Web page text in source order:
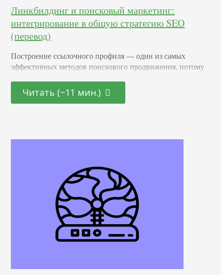
Линкбилдинг и поисковый маркетинг:
интегрирование в общую стратегию SEO
(перевод)
Построение ссылочного профиля — один из самых
эффективных методов поискового продвижения, потому
дополнительные точки входа на сайт, которые
генерируют клики и переходы. Таким образом, ресурс
сайта. Вот, в чем…
Читать (~11 мин.)